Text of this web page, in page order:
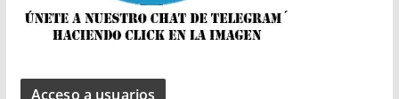
Acceso a usuarios